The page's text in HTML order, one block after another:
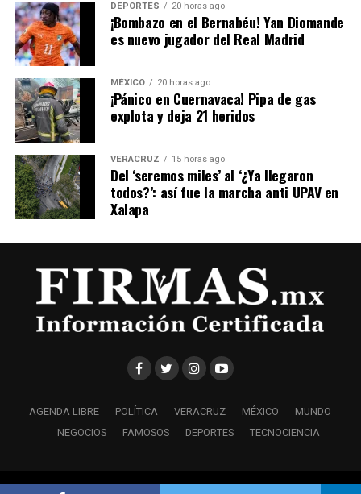
DEPORTES 20 horas ago
​¡Bombazo en el Bernabéu! Yan Diomande
es nuevo jugador del Real Madrid
MÉXICO 20 horas ago
¡Pánico en Cuernavaca! Pipa de gas
explota y deja 21 heridos
VERACRUZ 15 horas ago
Del ‘seremos miles’ al ‘¿Ya llegaron
todos?’: así fue la marcha anti UPAV en
Xalapa
AGENDA LIBRE POLÍTICA VERACRUZ MÉXICO
MUNDO
NEGOCIOS
FAMOSOS DEPORTES TECNOCIENCIA